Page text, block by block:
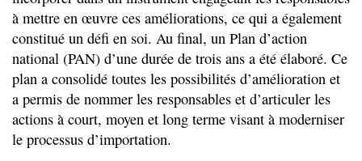
à mettre en œuvre ces améliorations, ce qui a également
constitué un défi en soi. Au final, un Plan d’action
national (PAN) d’une durée de trois ans a été élaboré. Ce
plan a consolidé toutes les possibilités d’amélioration et
a permis de nommer les responsables et d’articuler les
actions à court, moyen et long terme visant à moderniser
le processus d’importation.